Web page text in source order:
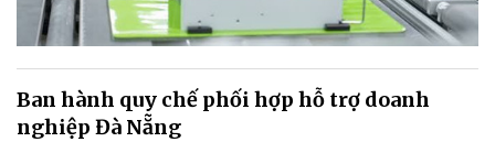
Ban hành quy chế phối hợp hỗ trợ doanh
nghiệp Đà Nẵng